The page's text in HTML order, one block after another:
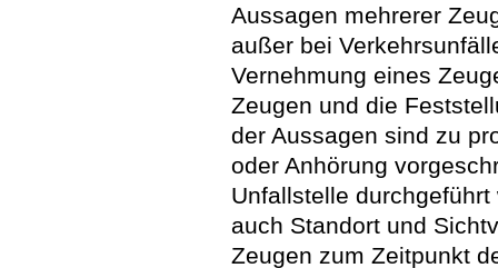
Aussagen mehrerer
außer bei
Vernehmung eines
Zeugen und die
der Aussagen sind zu
oder Anhörung
Unfallstelle
auch Standort und
Zeugen zum Zeitpunkt